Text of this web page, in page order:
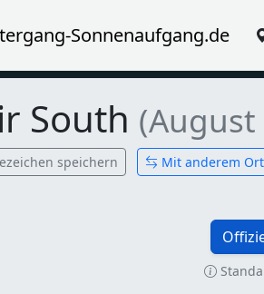
Sonnenaufgang.de
South (August
speichern Mit anderem